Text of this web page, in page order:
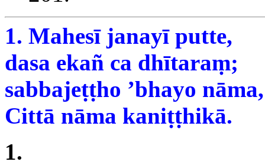
1. Mahesī janayī putte,
dasa ekañ ca dhītaraṃ;
sabbajeṭṭho ’bhayo nāma,
Cittā nāma kaniṭṭhikā.
1.